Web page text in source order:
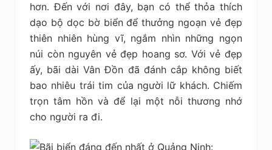
hơn. Đến với nơi đây, bạn có thể thỏa thích
dạo bộ dọc bờ biển để thưởng ngoạn vẻ đẹp
thiên nhiên hùng vĩ, ngắm nhìn những ngọn
núi còn nguyên vẻ đẹp hoang sơ. Với vẻ đẹp
ấy, bãi dài Vân Đồn đã đánh cắp không biết
bao nhiêu trái tim của người lữ khách. Chiếm
trọn tâm hồn và để lại một nỗi thương nhớ
cho người ra đi.